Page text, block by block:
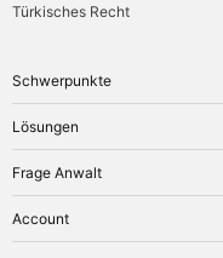
Türkisches Recht
Schwerpunkte
Arbeitsrecht
Erbrecht
Insolvenzrecht
Lösungen
Übersicht
Anerkennung
Bussgeldbescheid
Frage Anwalt
Übersicht
Preise
Account